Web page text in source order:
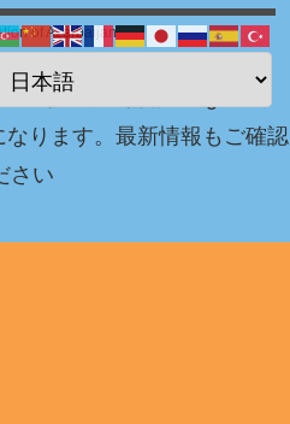
of Azerbaijan
バイジャン情報 Blog！
ります。最新情報もご確認
さい